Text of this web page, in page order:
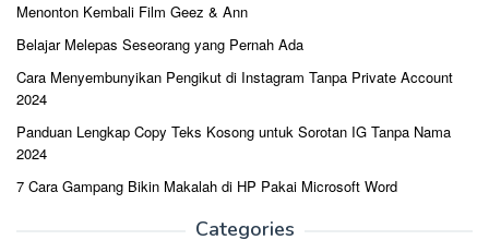
Menonton Kembali Film Geez & Ann
Belajar Melepas Seseorang yang Pernah Ada
Cara Menyembunyikan Pengikut di Instagram Tanpa Private Account
2024
Panduan Lengkap Copy Teks Kosong untuk Sorotan IG Tanpa Nama
2024
7 Cara Gampang Bikin Makalah di HP Pakai Microsoft Word
Categories